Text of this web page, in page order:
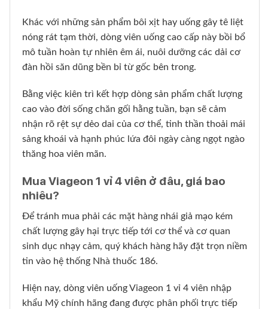
Khác với những sản phẩm bôi xịt hay uống gây tê liệt
nóng rát tạm thời, dòng viên uống cao cấp này bồi bổ
mô tuần hoàn tự nhiên êm ái, nuôi dưỡng các dải cơ
đàn hồi săn dũng bền bỉ từ gốc bên trong.
Bằng việc kiên trì kết hợp dòng sản phẩm chất lượng
cao vào đời sống chăn gối hằng tuần, bạn sẽ cảm
nhận rõ rệt sự dẻo dai của cơ thể, tinh thần thoải mái
sảng khoái và hạnh phúc lứa đôi ngày càng ngọt ngào
thăng hoa viên mãn.
Mua Viageon 1 vỉ 4 viên ở đâu, giá bao
nhiêu?
Để tránh mua phải các mặt hàng nhái giả mạo kém
chất lượng gây hại trực tiếp tới cơ thể và cơ quan
sinh dục nhạy cảm, quý khách hàng hãy đặt trọn niềm
tin vào hệ thống Nhà thuốc 186.
Hiện nay, dòng viên uống Viageon 1 vỉ 4 viên nhập
khẩu Mỹ chính hãng đang được phân phối trực tiếp